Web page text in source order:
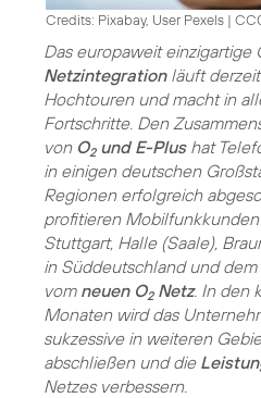
Credits: Pixabay, User Pexels |
Das europaweit einzigartige
Netzintegrationläuft
Hochtouren und macht in
Fortschritte. Den
von O2und E-Plushat
in einigen deutschen
Regionen erfolgreich
profitieren
Stuttgart, Halle (Saale),
in Süddeutschland und
vom neuen O2Netz. In den
Monaten wird das
sukzessive in weiteren
abschließen und die
Netzes verbessern.